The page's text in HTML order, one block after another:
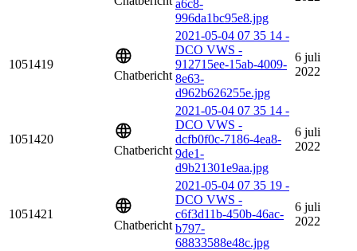
a6c8-
996da1bc95e8.jpg
1051419
Chatbericht
2021-05-04 07 35 14 -
DCO VWS -
912715ee-15ab-4009-
8e63-
d962b626255e.jpg
6 juli
2022
1051420
Chatbericht
2021-05-04 07 35 14 -
DCO VWS -
dcfb0f0c-7186-4ea8-
9de1-
d9b21301e9aa.jpg
6 juli
2022
1051421
Chatbericht
2021-05-04 07 35 19 -
DCO VWS -
c6f3d11b-450b-46ac-
b797-
68833588e48c.jpg
6 juli
2022